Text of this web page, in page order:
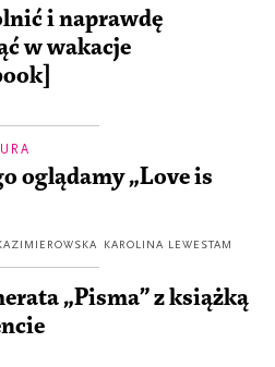
i naprawdę
w wakacje
oglądamy „Love is
KAROLINA LEWESTAM
„Pisma” z książką